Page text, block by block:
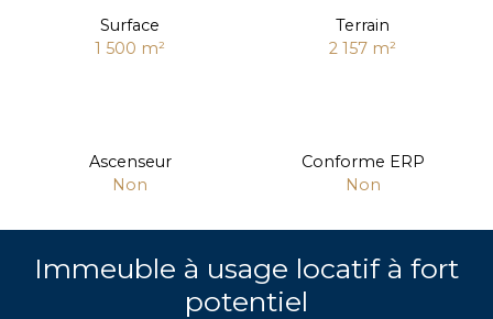
Surface
1 500 m²
Terrain
2 157 m²
Ascenseur
Non
Conforme ERP
Non
Immeuble à usage locatif à fort
potentiel